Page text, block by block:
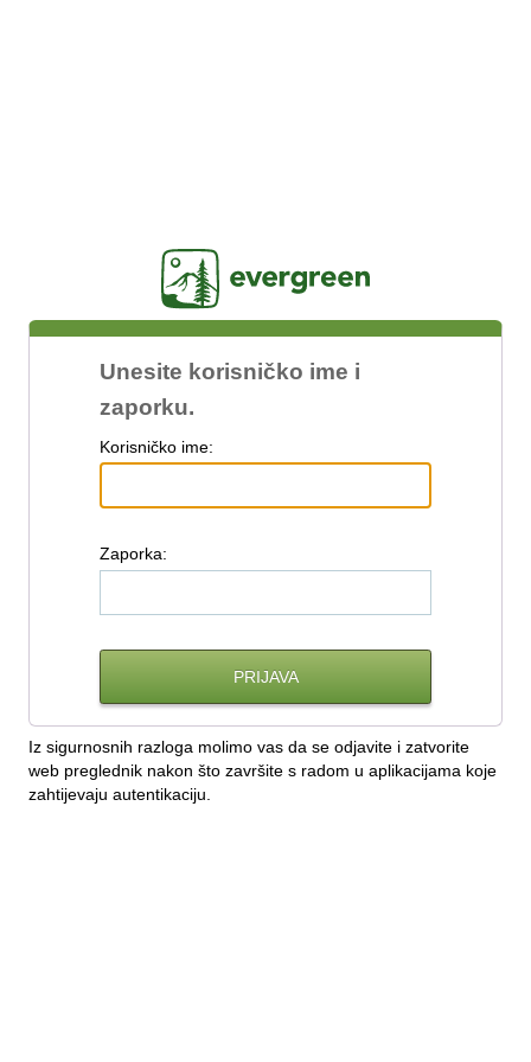
Unesite korisničko ime i
zaporku.
Korisničko ime:
Zaporka:
Iz sigurnosnih razloga molimo vas da se odjavite i zatvorite
web preglednik nakon što završite s radom u aplikacijama koje
zahtijevaju autentikaciju.